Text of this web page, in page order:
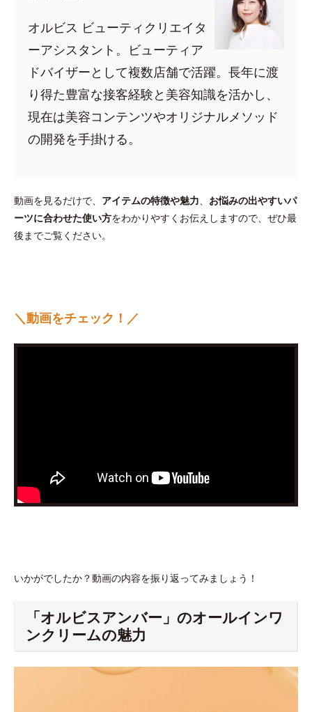
オルビス ビューティクリエイタ
ーアシスタント。ビューティア
ドバイザーとして複数店舗で活躍。長年に渡
り得た豊富な接客経験と美容知識を活かし、
現在は美容コンテンツやオリジナルメソッド
の開発を手掛ける。
動画を見るだけで、 アイテムの特徴や魅力、 お悩みの出やすいパ
ーツに合わせた使い方をわかりやすくお伝えしますので、ぜひ最
後までご覧ください。
＼動画をチェック！／
いかがでしたか？動画の内容を振り返ってみましょう！
「オルビスアンバー」のオールインワ
ンクリームの魅力